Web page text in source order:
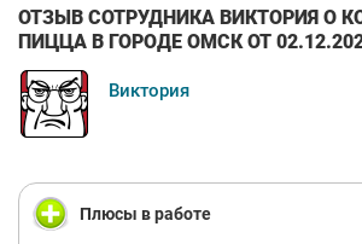
ОТЗЫВ СОТРУДНИКА ВИКТОРИЯ О
ПИЦЦА В ГОРОДЕ ОМСК ОТ
Виктория
Плюсы в работе